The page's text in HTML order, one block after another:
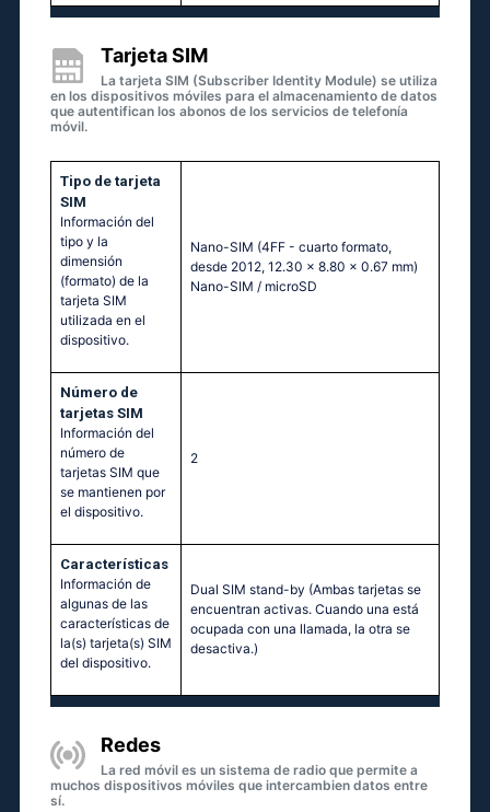
Tarjeta SIM
La tarjeta SIM (Subscriber Identity Module) se utiliza
en los dispositivos móviles para el almacenamiento de datos
que autentifican los abonos de los servicios de telefonía
móvil.
Tipo de tarjeta
SIM
Información del
tipo y la
dimensión
(formato) de la
tarjeta SIM
utilizada en el
dispositivo.
Nano-SIM (4FF - cuarto formato,
desde 2012, 12.30 x 8.80 x 0.67 mm)
Nano-SIM / microSD
Número de
tarjetas SIM
Información del
número de
tarjetas SIM que
se mantienen por
el dispositivo.
2
Características
Información de
algunas de las
características de
la(s) tarjeta(s) SIM
del dispositivo.
Dual SIM stand-by (Ambas tarjetas se
encuentran activas. Cuando una está
ocupada con una llamada, la otra se
desactiva.)
Redes
La red móvil es un sistema de radio que permite a
muchos dispositivos móviles que intercambien datos entre
sí.